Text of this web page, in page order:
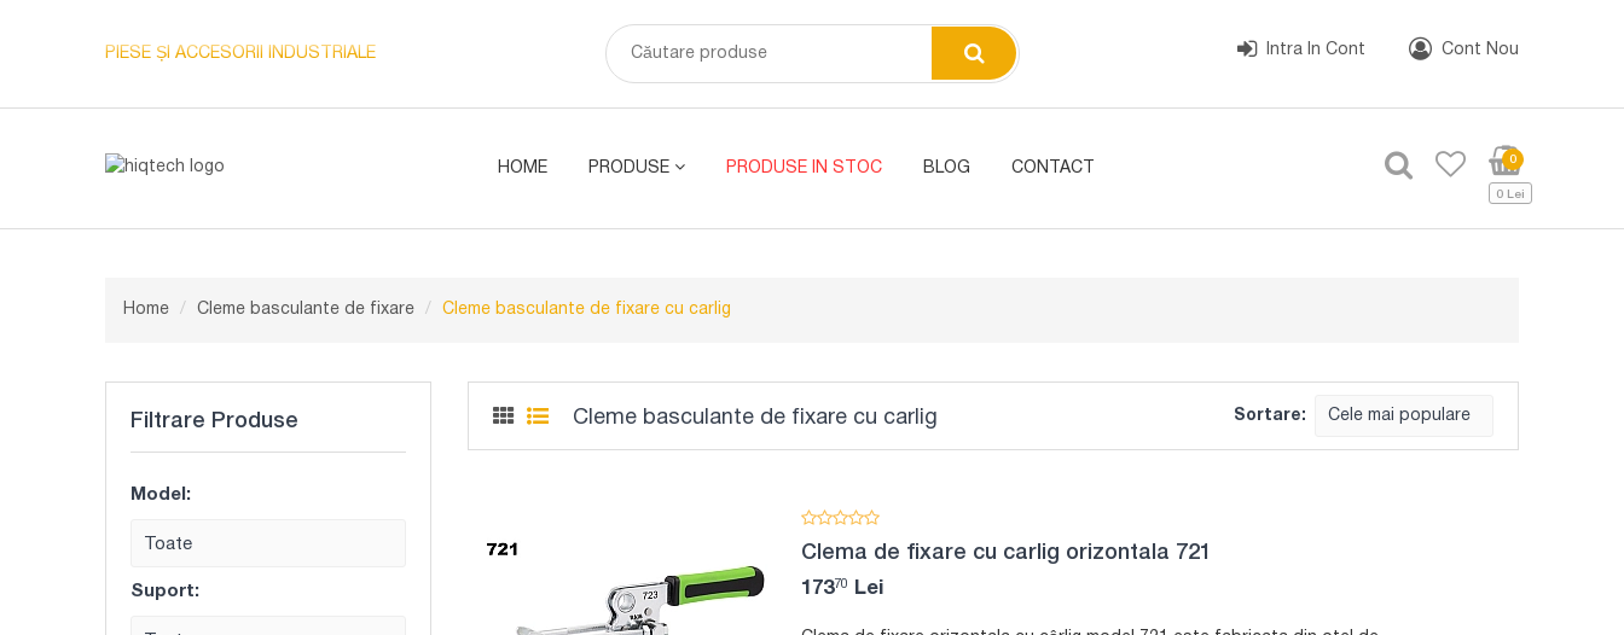
PIESE ȘI ACCESORII INDUSTRIALE Intra In Cont Cont Nou
HOME PRODUSE PRODUSE IN STOC BLOG CONTACT
0
0 Lei
Home Cleme basculante de fixare Cleme basculante de fixare cu carlig
Filtrare Produse
Model:
Toate
Suport:
Cleme basculante de fixare cu carlig Cele mai populare
Sortare:
Clema de fixare cu carlig orizontala 721
17370 Lei